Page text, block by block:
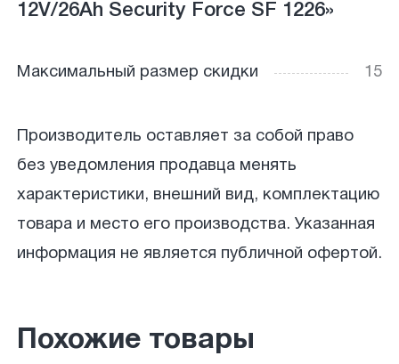
12V/26Ah Security Force SF 1226»
Максимальный размер скидки 15
Производитель оставляет за собой право
без уведомления продавца менять
характеристики, внешний вид, комплектацию
товара и место его производства. Указанная
информация не является публичной офертой.
Похожие товары